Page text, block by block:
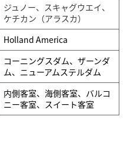
ジュノー、スキャグウエイ、
ケチカン（アラスカ）
Holland America
コーニングスダム、ザーンダ
ム、ニューアムステルダム
内側客室、海側客室、バルコ
ニー客室、スイート客室